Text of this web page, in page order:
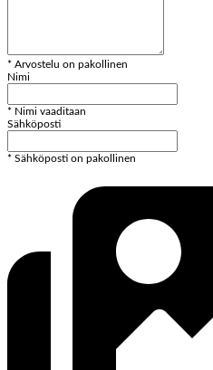
* Arvostelu on pakollinen
Nimi
* Nimi vaaditaan
Sähköposti
* Sähköposti on pakollinen